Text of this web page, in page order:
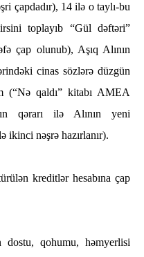
çapdadır), 14 ilə o taylı-bu
toplayıb “Gül dəftəri”
çap olunub), Aşıq Alının
cinas sözlərə düzgün
(“Nə qaldı” kitabı AMEA
qərarı ilə Alının yeni
ikinci nəşrə hazırlanır).
kreditlər hesabına çap
dostu, qohumu, həmyerlisi